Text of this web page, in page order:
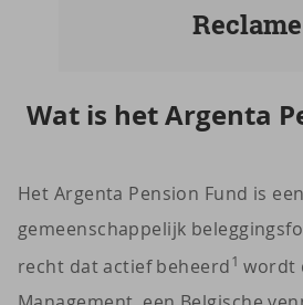
Reclame
Wat is het Argenta
Het Argenta Pension Fund is een
gemeenschappelijk
recht dat actief beheerd1 wordt